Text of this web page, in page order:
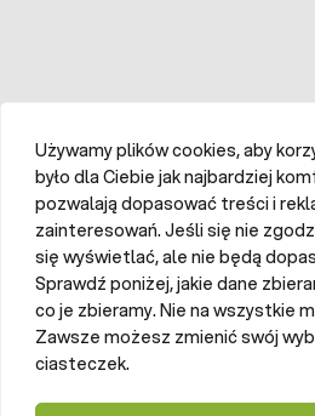
Używamy plików cookies, aby
było dla Ciebie jak najbardziej
pozwalają dopasować treści i
zainteresowań. Jeśli się nie
się wyświetlać, ale nie będą
Sprawdź poniżej, jakie dane
co je zbieramy. Nie na wszystkie
Zawsze możesz zmienić swój
ciasteczek.